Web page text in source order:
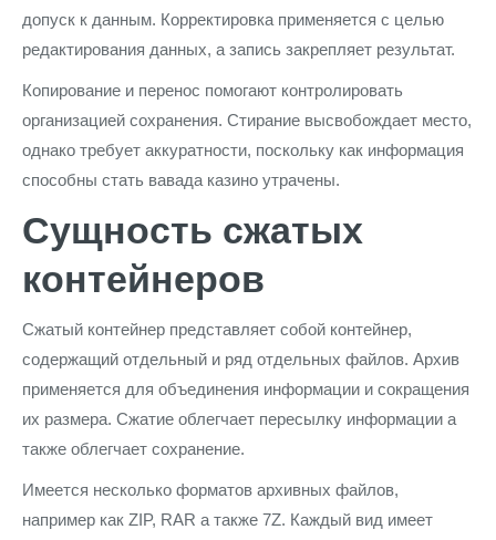
допуск к данным. Корректировка применяется с целью
редактирования данных, а запись закрепляет результат.
Копирование и перенос помогают контролировать
организацией сохранения. Стирание высвобождает место,
однако требует аккуратности, поскольку как информация
способны стать вавада казино утрачены.
Сущность сжатых
контейнеров
Сжатый контейнер представляет собой контейнер,
содержащий отдельный и ряд отдельных файлов. Архив
применяется для объединения информации и сокращения
их размера. Сжатие облегчает пересылку информации а
также облегчает сохранение.
Имеется несколько форматов архивных файлов,
например как ZIP, RAR а также 7Z. Каждый вид имеет